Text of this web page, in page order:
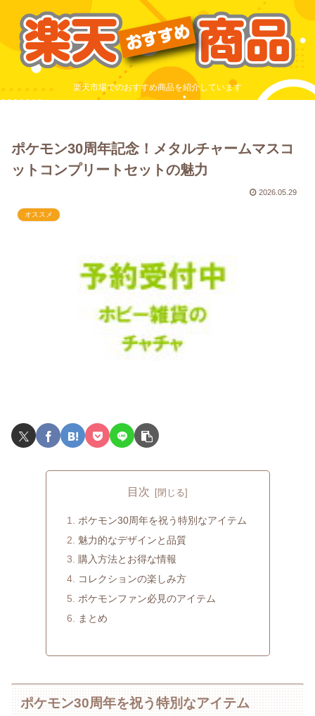
楽天市場でのおすすめ商品を紹介しています
ポケモン30周年記念！メタルチャームマスコ
ットコンプリートセットの魅力
2026.05.29
オススメ
目次
ポケモン30周年を祝う特別なアイテム
魅力的なデザインと品質
購入方法とお得な情報
コレクションの楽しみ方
ポケモンファン必見のアイテム
まとめ
ポケモン30周年を祝う特別なアイテム